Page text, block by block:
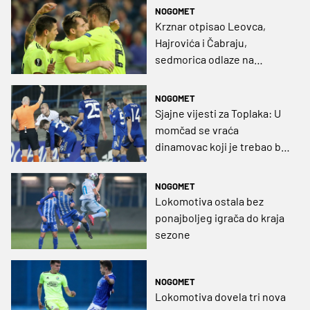
NOGOMET
Krznar otpisao Leovca,
Hajrovića i Čabraju,
sedmorica odlaze na
NOGOMET
Sjajne vijesti za Toplaka: U
momčad se vraća
dinamovac koji je trebao biti
NOGOMET
Lokomotiva ostala bez
ponajboljeg igrača do kraja
sezone
NOGOMET
Lokomotiva dovela tri nova